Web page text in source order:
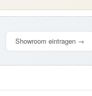
Showroom eintragen →